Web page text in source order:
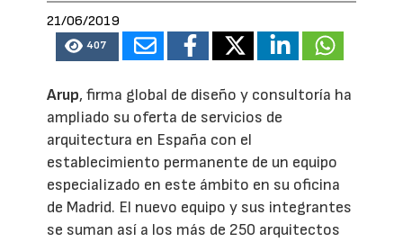
21/06/2019
407
Arup, firma global de diseño y consultoría ha
ampliado su oferta de servicios de
arquitectura en España con el
establecimiento permanente de un equipo
especializado en este ámbito en su oficina
de Madrid. El nuevo equipo y sus integrantes
se suman así a los más de 250 arquitectos